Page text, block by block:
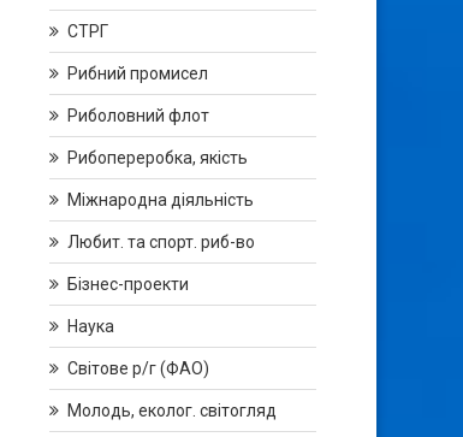
СТРГ
Рибний промисел
Риболовний флот
Рибопереробка, якість
Міжнародна діяльність
Любит. та спорт. риб-во
Бізнес-проекти
Наука
Світове р/г (ФАО)
Молодь, еколог. світогляд